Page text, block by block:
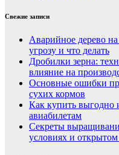
Свежие записи
Аварийное дерево на
угрозу и что делать
Дробилки зерна:
влияние на
Основные ошибки
сухих кормов
Как купить выгодно
авиабилетам
Секреты
условиях и открытом